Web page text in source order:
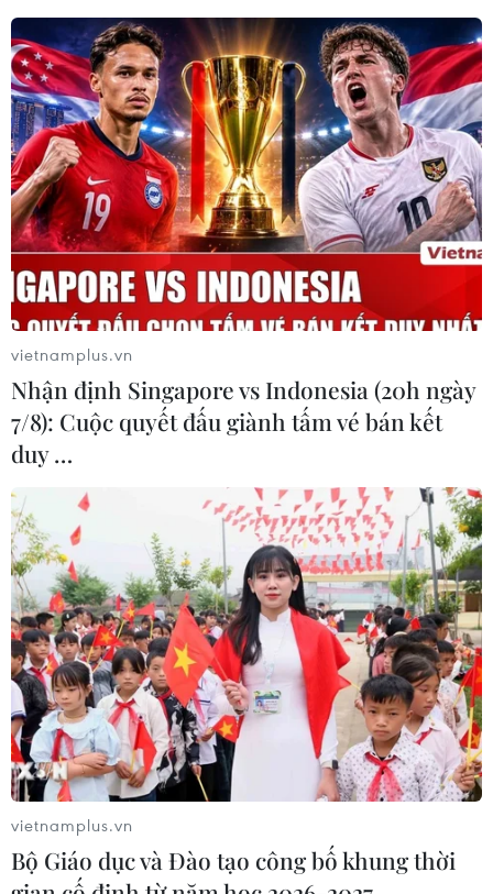
vietnamplus.vn
Nhận định Singapore vs Indonesia (20h ngày
7/8): Cuộc quyết đấu giành tấm vé bán kết
duy …
vietnamplus.vn
Bộ Giáo dục và Đào tạo công bố khung thời